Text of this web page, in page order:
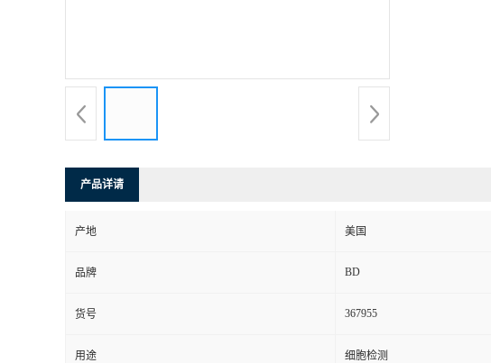
产品详请
产地 美国
品牌 BD
货号 367955
用途 细胞检测